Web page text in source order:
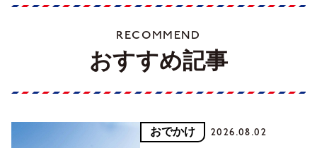
RECOMMEND
おすすめ記事
おでかけ 2026.08.02